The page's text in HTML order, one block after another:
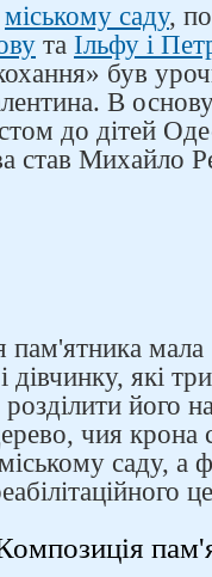
міському саду,
та Ільфу і
був
В
до дітей
став Михайло
пам'ятника
дівчинку, які
його
чия крона
саду, а